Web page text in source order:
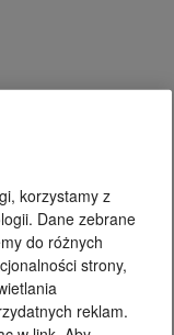
korzystamy z
Dane zebrane
do różnych
strony,
reklam.